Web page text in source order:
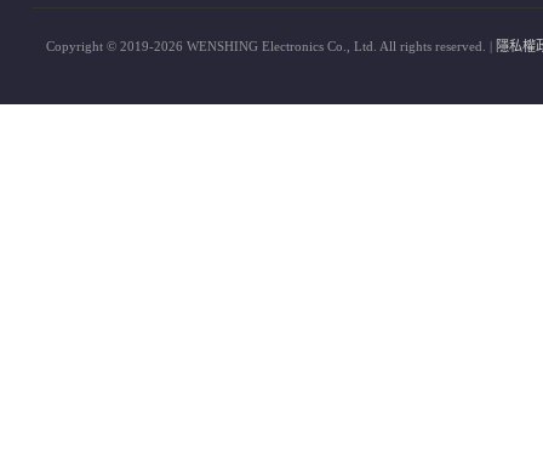
Copyright © 2019-2026 WENSHING Electronics Co., Ltd. All rights reserved. | 隱私權